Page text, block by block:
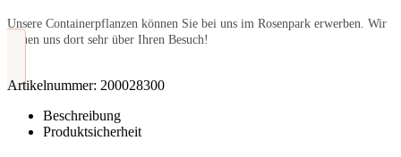
Unsere Containerpflanzen können Sie bei uns im Rosenpark erwerben. Wir
freuen uns dort sehr über Ihren Besuch!
Artikelnummer: 200028300
Beschreibung
Produktsicherheit